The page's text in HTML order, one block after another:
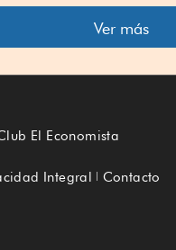
Ver más
El Economista
Integral Contacto